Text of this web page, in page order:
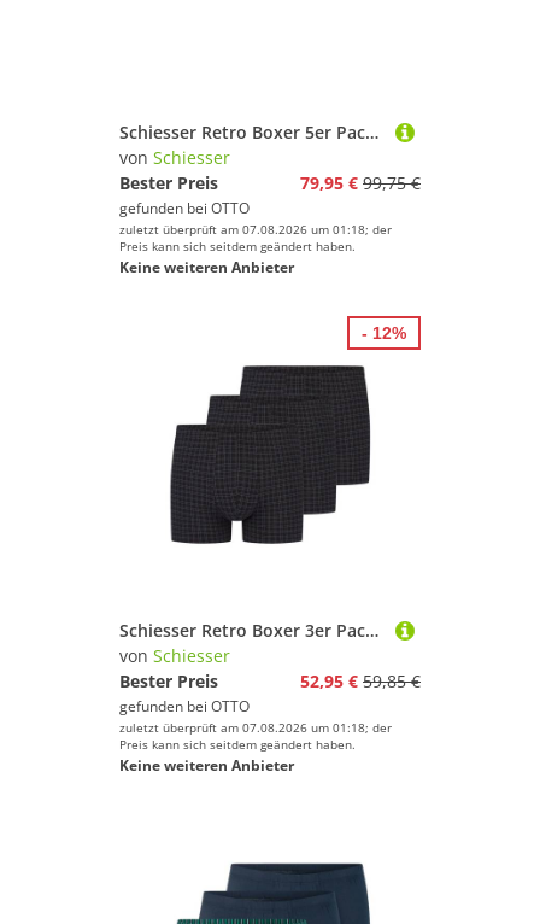
Schiesser Retro Boxer 5er Pack Cotton Casual Cotton (Spar-Set, 5-St) Retro Short / Pant - Baumwolle - ohne Eingriff - Atmungsaktiv
von Schiesser
Bester Preis
79,95 € 99,75 €
gefunden bei OTTO
zuletzt überprüft am 07.08.2026 um 01:18; der
Preis kann sich seitdem geändert haben.
Keine weiteren Anbieter
Schiesser Retro Boxer 3er Pack Cotton Casual Cotton (Spar-Set, 3-St) Retro Short / Pant - Baumwolle - ohne Eingriff - Atmungsaktiv
von Schiesser
Bester Preis
52,95 € 59,85 €
gefunden bei OTTO
zuletzt überprüft am 07.08.2026 um 01:18; der
Preis kann sich seitdem geändert haben.
Keine weiteren Anbieter
- 12%